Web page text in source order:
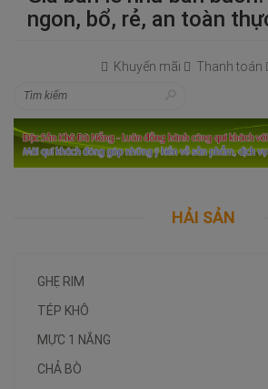
ngon, bổ, rẻ, an toàn
Khuyến mãi Thanh toán
HẢI SẢN
GHẸ RIM
TÉP KHÔ
MỰC 1 NẮNG
CHẢ BÒ